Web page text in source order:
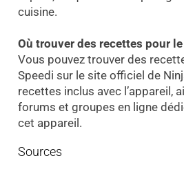
cuisine.
Où trouver des recettes pour
Vous pouvez trouver des
Speedi sur le site officiel de
recettes inclus avec l’appareil,
forums et groupes en ligne
cet appareil.
Sources